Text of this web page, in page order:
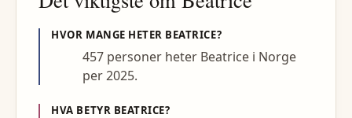
HVOR MANGE HETER BEATRICE?
457 personer heter Beatrice i Norge
per 2025.
HVA BETYR BEATRICE?